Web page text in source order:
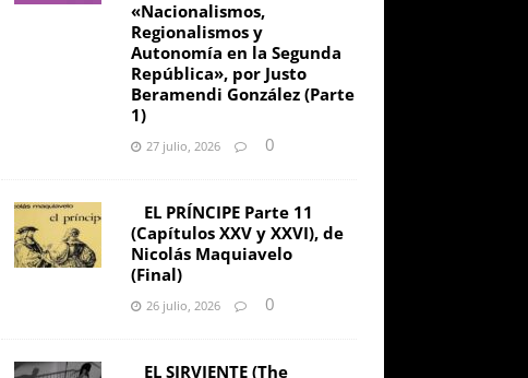
«Nacionalismos,
Regionalismos y
Autonomía en la Segunda
República», por Justo
Beramendi González (Parte
1)
27 julio, 2026 0
EL PRÍNCIPE Parte 11
(Capítulos XXV y XXVI), de
Nicolás Maquiavelo
(Final)
26 julio, 2026 0
EL SIRVIENTE (The